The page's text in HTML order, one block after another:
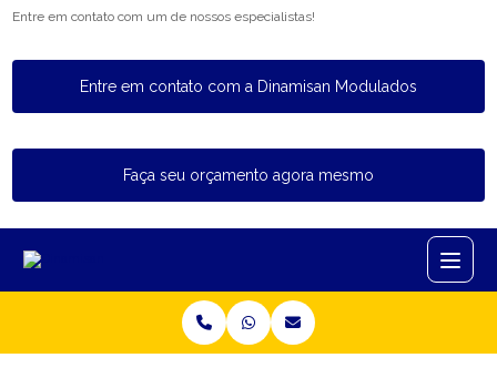
Entre em contato com um de nossos especialistas!
Entre em contato com a Dinamisan Modulados
Faça seu orçamento agora mesmo